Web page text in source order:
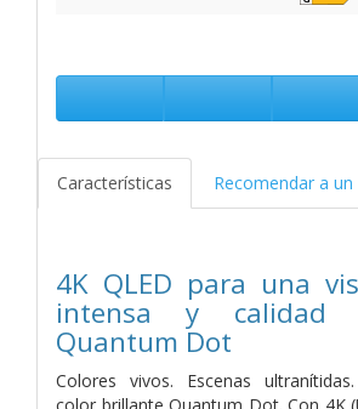
Características Recomendar a
4K QLED para una
intensa y calidad
Quantum Dot
Colores vivos. Escenas
color brillante Quantum Dot. Con 4K